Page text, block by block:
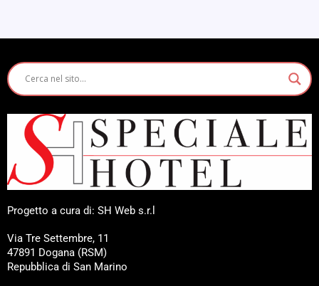
Progetto a cura di: SH Web s.r.l
Via Tre Settembre, 11
47891 Dogana (RSM)
Repubblica di San Marino